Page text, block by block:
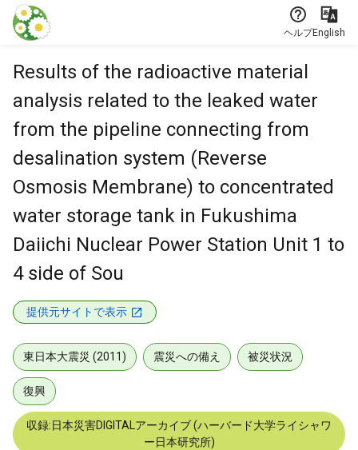
本文に飛ぶ
ヘルプEnglish
Results of the radioactive material
analysis related to the leaked water
from the pipeline connecting from
desalination system (Reverse
Osmosis Membrane) to concentrated
water storage tank in Fukushima
Daiichi Nuclear Power Station Unit 1 to
4 side of Sou
提供元サイトで表示
東日本大震災 (2011) 震災への備え 被災状況
復興
収録:日本災害DIGITALアーカイブ (ハーバード大学ライシャワ
ー日本研究所)